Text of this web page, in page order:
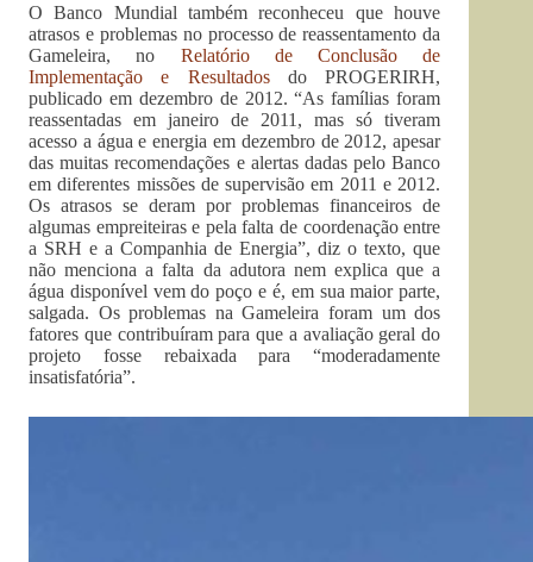
O Banco Mundial também reconheceu que houve
atrasos e problemas no processo de reassentamento da
Gameleira, no Relatório de Conclusão de
Implementação e Resultadosdo PROGERIRH,
publicado em dezembro de 2012. “As famílias foram
reassentadas em janeiro de 2011, mas só tiveram
acesso a água e energia em dezembro de 2012, apesar
das muitas recomendações e alertas dadas pelo Banco
em diferentes missões de supervisão em 2011 e 2012.
Os atrasos se deram por problemas financeiros de
algumas empreiteiras e pela falta de coordenação entre
a SRH e a Companhia de Energia”, diz o texto, que
não menciona a falta da adutora nem explica que a
água disponível vem do poço e é, em sua maior parte,
salgada. Os problemas na Gameleira foram um dos
fatores que contribuíram para que a avaliação geral do
projeto fosse rebaixada para “moderadamente
insatisfatória”.